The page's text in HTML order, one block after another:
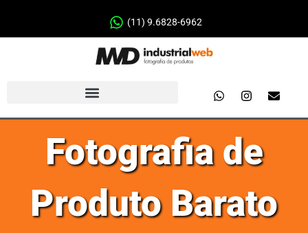
(11) 9.6828-6962
Fotografia de
Produto Barato